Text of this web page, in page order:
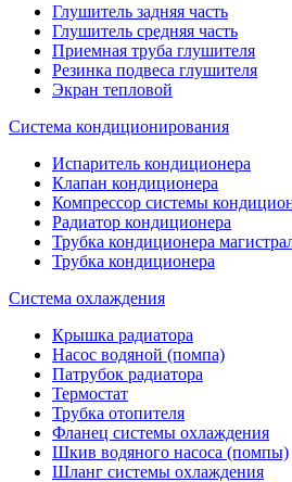
Глушитель задняя часть
Глушитель средняя часть
Приемная труба глушителя
Резинка подвеса глушителя
Экран тепловой
Система кондиционирования
Испаритель кондиционера
Клапан кондиционера
Компрессор системы
Радиатор кондиционера
Трубка кондиционера
Трубка кондиционера
Система охлаждения
Крышка радиатора
Насос водяной (помпа)
Патрубок радиатора
Термостат
Трубка отопителя
Фланец системы охлаждения
Шкив водяного насоса (помпы)
Шланг системы охлаждения